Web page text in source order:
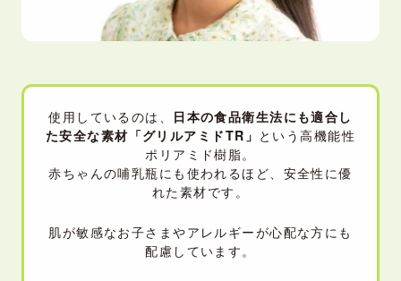
使用しているのは、 日本の食品衛生法にも適合し
た安全な素材「グリルアミドTR」 という高機能性
ポリアミド樹脂。
赤ちゃんの哺乳瓶にも使われるほど、安全性に優
れた素材です。
肌が敏感なお子さまやアレルギーが心配な方にも
配慮しています。